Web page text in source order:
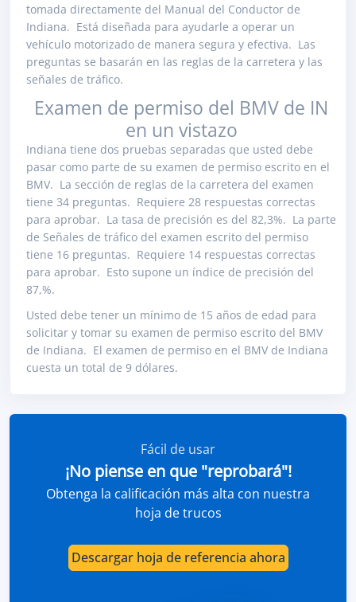
tomada directamente del Manual del Conductor de
Indiana. Está diseñada para ayudarle a operar un
vehículo motorizado de manera segura y efectiva. Las
preguntas se basarán en las reglas de la carretera y las
señales de tráfico.
Examen de permiso del BMV de IN
en un vistazo
Indiana tiene dos pruebas separadas que usted debe
pasar como parte de su examen de permiso escrito en el
BMV. La sección de reglas de la carretera del examen
tiene 34 preguntas. Requiere 28 respuestas correctas
para aprobar. La tasa de precisión es del 82,3%. La parte
de Señales de tráfico del examen escrito del permiso
tiene 16 preguntas. Requiere 14 respuestas correctas
para aprobar. Esto supone un índice de precisión del
87,%.
Usted debe tener un mínimo de 15 años de edad para
solicitar y tomar su examen de permiso escrito del BMV
de Indiana. El examen de permiso en el BMV de Indiana
cuesta un total de 9 dólares.
Fácil de usar
¡No piense en que "reprobará"!
Obtenga la calificación más alta con nuestra
hoja de trucos
Descargar hoja de referencia ahora